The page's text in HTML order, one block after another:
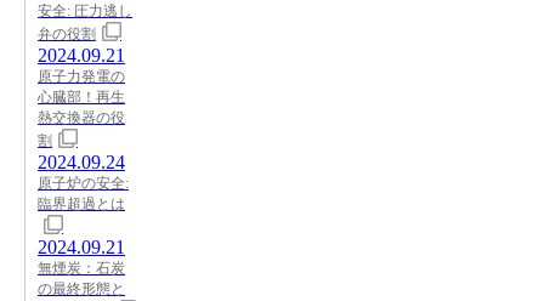
安全: 圧力逃し
弁の役割
2024.09.21
原子力発電の
心臓部！再生
熱交換器の役
割
2024.09.24
原子炉の安全:
臨界超過とは
2024.09.21
無煙炭：石炭
の最終形態と